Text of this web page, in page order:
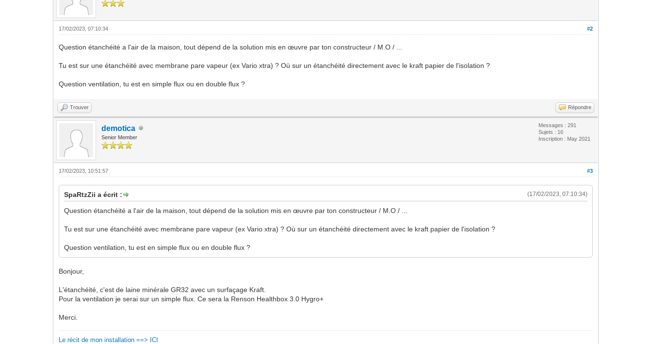
#2
17/02/2023, 07:10:34
Question étanchéité a l'air de la maison, tout dépend de la solution mis en œuvre par ton constructeur / M.O / ...
Tu est sur une étanchéité avec membrane pare vapeur (ex Vario xtra) ? Où sur un étanchéité directement avec le kraft papier de l'isolation ?
Question ventilation, tu est en simple flux ou en double flux ?
Trouver Répondre
demotica
Senior Member
Messages : 291
Sujets : 16
Inscription : May 2021
#3
17/02/2023, 10:51:57
(17/02/2023, 07:10:34)
SpaRtzZii a écrit :
Question étanchéité a l'air de la maison, tout dépend de la solution mis en œuvre par ton constructeur / M.O / ...
Tu est sur une étanchéité avec membrane pare vapeur (ex Vario xtra) ? Où sur un étanchéité directement avec le kraft papier de l'isolation ?
Question ventilation, tu est en simple flux ou en double flux ?
Bonjour,
L'étanchéité, c'est de laine minérale GR32 avec un surfaçage Kraft.
Pour la ventilation je serai sur un simple flux. Ce sera la Renson Healthbox 3.0 Hygro+
Merci.
Le récit de mon installation ==> ICI